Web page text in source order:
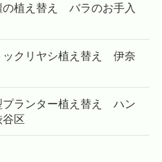
の植え替え バラのお手入
ックリヤシ植え替え 伊奈
プランター植え替え ハン
区